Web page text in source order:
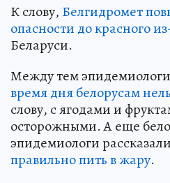
К слову, Белгидромет
опасности до красного
Беларуси.
Между тем
время дня белорусам
слову, с ягодами и
осторожными. А еще
эпидемиологи
правильно пить в жару.